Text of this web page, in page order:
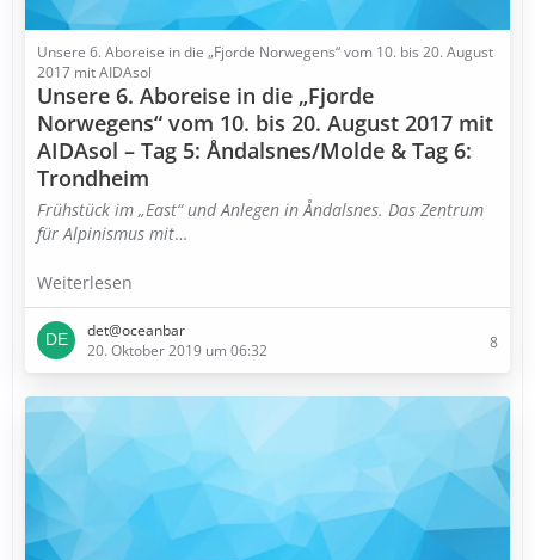
Unsere 6. Aboreise in die „Fjorde Norwegens“ vom 10. bis 20. August
2017 mit AIDAsol
Unsere 6. Aboreise in die „Fjorde
Norwegens“ vom 10. bis 20. August 2017 mit
AIDAsol – Tag 5: Åndalsnes/Molde & Tag 6:
Trondheim
Frühstück im „East“ und Anlegen in Åndalsnes. Das Zentrum
für Alpinismus mit…
Weiterlesen
det@oceanbar
20. Oktober 2019 um 06:32
8